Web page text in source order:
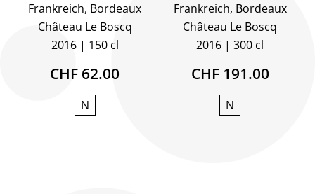
Frankreich, Bordeaux
Château Le Boscq
2016
150 cl
CHF 62.00
N
Frankreich, Bordeaux
Château Le Boscq
2016
300 cl
CHF 191.00
N